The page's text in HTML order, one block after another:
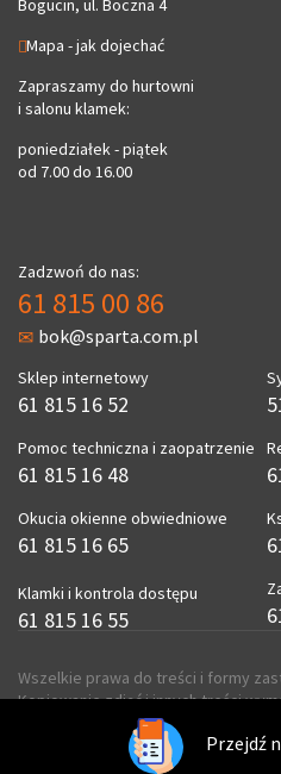
Bogucin, ul. Boczna 4
Mapa - jak dojechać
Zapraszamy do hurtowni
i salonu klamek:
poniedziałek - piątek
od 7.00 do 16.00
Zadzwoń do nas:
61 815 00 86
bok@sparta.com.pl
Sklep internetowy
61 815 16 52
Pomoc techniczna i zaopatrzenie
61 815 16 48
Okucia okienne obwiedniowe
61 815 16 65
Klamki i kontrola dostępu
61 815 16 55
Wszelkie prawa do treści i formy
Kopiowanie zdjęć i innych treści
Przejdź